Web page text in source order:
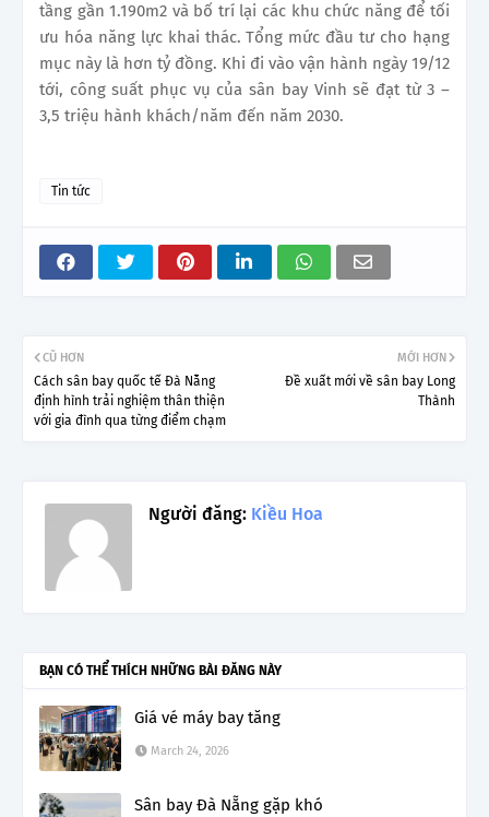
tầng gần 1.190m2 và bố trí lại các khu chức năng để tối
ưu hóa năng lực khai thác. Tổng mức đầu tư cho hạng
mục này là hơn tỷ đồng. Khi đi vào vận hành ngày 19/12
tới, công suất phục vụ của sân bay Vinh sẽ đạt từ 3 –
3,5 triệu hành khách/năm đến năm 2030.
Tin tức
MỚI HƠN
Đề xuất mới về sân bay Long
Thành
CŨ HƠN
Cách sân bay quốc tế Đà Nẵng
định hình trải nghiệm thân thiện
với gia đình qua từng điểm chạm
Người đăng: Kiều Hoa
BẠN CÓ THỂ THÍCH NHỮNG BÀI ĐĂNG NÀY
Giá vé máy bay tăng
March 24, 2026
Sân bay Đà Nẵng gặp khó